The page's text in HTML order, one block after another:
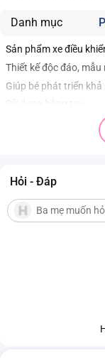
Danh mục
Sản phẩm xe điều
Thiết kế độc đáo,
Giúp bé phát triển
Hỏi - Đáp